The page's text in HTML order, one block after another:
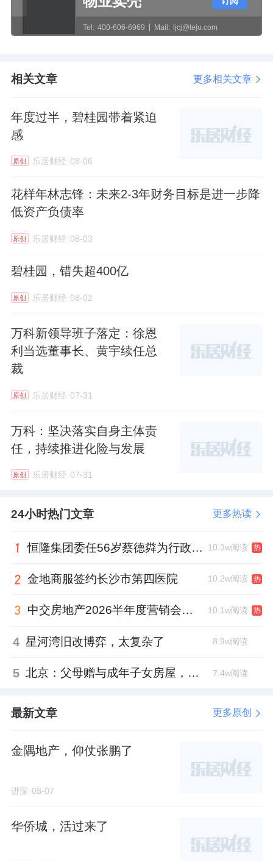
回头看，去年房地产市场寒意袭袭，多数规模房企
气。数据显示，截至去年12月20日，全国300城土
期下降24%。
而今年前四月土地成交规模更是跌落谷底。数据显
影响，全国300城经营性土地成交建筑面积仅
25571万平方米，同比降幅达54%。
且溢价率并不低？这或许来自它对规模的渴望。
出了“归零出发”“二次创业”。而今，它加大拿地投
入，无疑是将这一口号付诸于行动。
作为“杭州老十八家”房企之一，大家房产创建于
大规模的旧城改造项目——中东河综合治理工程开
篇。彼时，大家房产还有另外一个名字叫“杭州市城
建 开发集团”，1999年注册“大家房产”品牌商标。
不难看出，大家房产诞生之初，就顶着国资的名
体制上的顺利过渡。原本只是一个政府的事业单
位，到现在完全成为一个市场化房企。掌舵者赵炎
（下称“杭州城建众创”）、杭州市城市建设投资集
45%。
股权穿透可知，杭州城建众创由赵炎林、徐崇峰、
最终受益人持有20.6463%股权，其余自然人持股
在0.1%-3%；杭州城投则是杭州国资控股企业。
Tel: 400-606-6969 Mail: ljcj@leju.com
相关文章 更多相关文章
年度过半，碧桂园带着紧迫
感
原创 乐居财经 08-06
花样年林志锋：未来2-3年财务目标是进一步降
低资产负债率
原创 乐居财经 08-03
碧桂园，错失超400亿
原创 乐居财经 08-02
万科新领导班子落定：徐恩
利当选董事长、黄宇续任总
裁
原创 乐居财经 07-31
万科：坚决落实自身主体责
任，持续推进化险与发展
原创 乐居财经 07-31
24小时热门文章 更多热读
恒隆集团委任56岁蔡德粦为行政总裁、年薪2052万港元，曾任星巴克中国CEO 10.3w阅读 热
金地商服签约长沙市第四医院 10.2w阅读 热
中交房地产2026半年度营销会，绿城祝军现身了 10.1w阅读 热
4 星河湾旧改博弈，太复杂了 8.9w阅读
5 北京：父母赠与成年子女房屋，不再核验子女的购房资格 7.4w阅读
最新文章 更多原创
金隅地产，仰仗张鹏了
进深 08-07
华侨城，活过来了